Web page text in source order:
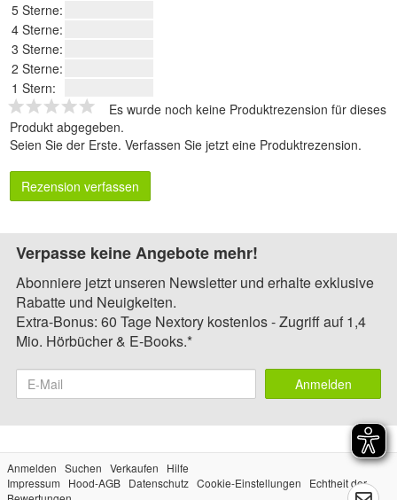
5 Sterne:
4 Sterne:
3 Sterne:
2 Sterne:
1 Stern:
Es wurde noch keine Produktrezension für dieses
Produkt abgegeben.
Seien Sie der Erste. Verfassen Sie jetzt eine Produktrezension.
Rezension verfassen
Verpasse keine Angebote mehr!
Abonniere jetzt unseren Newsletter und erhalte exklusive
Rabatte und Neuigkeiten.
Extra-Bonus: 60 Tage Nextory kostenlos - Zugriff auf 1,4
Mio. Hörbücher & E-Books.*
Anmelden
Anmelden Suchen Verkaufen
Hilfe
Impressum
Hood-AGB Datenschutz Cookie-Einstellungen
Echtheit der